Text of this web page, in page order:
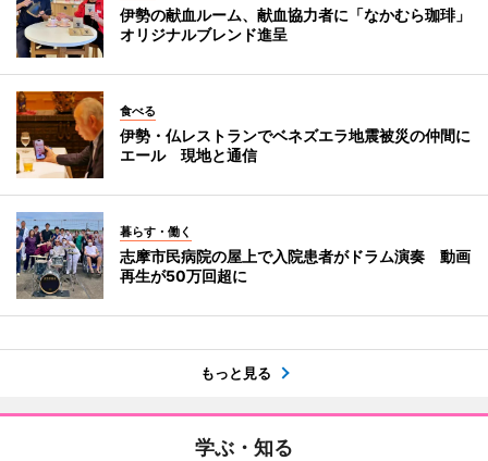
伊勢の献血ルーム、献血協力者に「なかむら珈琲」
オリジナルブレンド進呈
食べる
伊勢・仏レストランでベネズエラ地震被災の仲間に
エール 現地と通信
暮らす・働く
志摩市民病院の屋上で入院患者がドラム演奏 動画
再生が50万回超に
もっと見る
学ぶ・知る